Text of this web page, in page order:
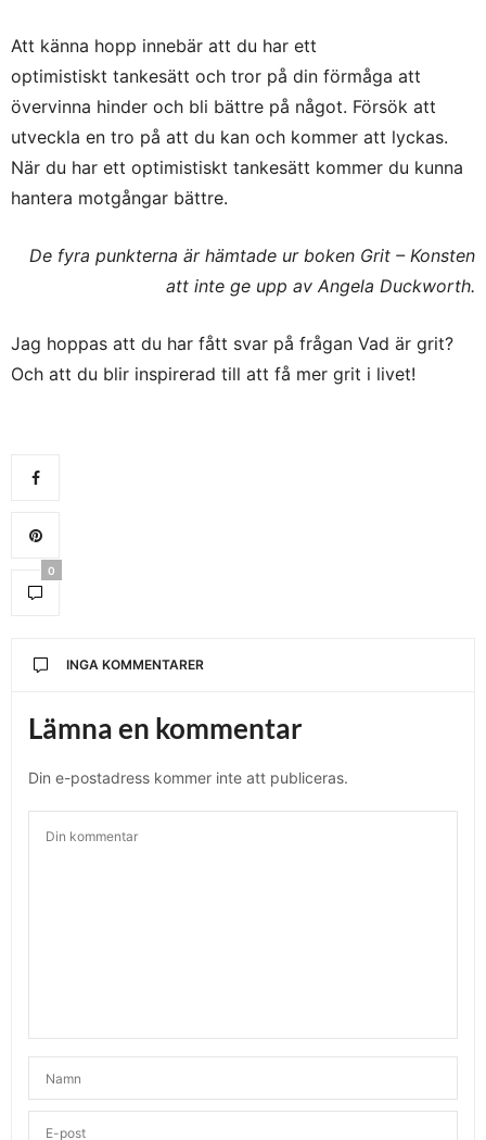
Att känna hopp innebär att du har ett
optimistiskt tankesätt och tror på din förmåga att
övervinna hinder och bli bättre på något. Försök att
utveckla en tro på att du kan och kommer att lyckas.
När du har ett optimistiskt tankesätt kommer du kunna
hantera motgångar bättre.
De fyra punkterna är hämtade ur boken Grit – Konsten
att inte ge upp av Angela Duckworth.
Jag hoppas att du har fått svar på frågan Vad är grit?
Och att du blir inspirerad till att få mer grit i livet!
0
INGA KOMMENTARER
Lämna en kommentar
Din e-postadress kommer inte att publiceras.